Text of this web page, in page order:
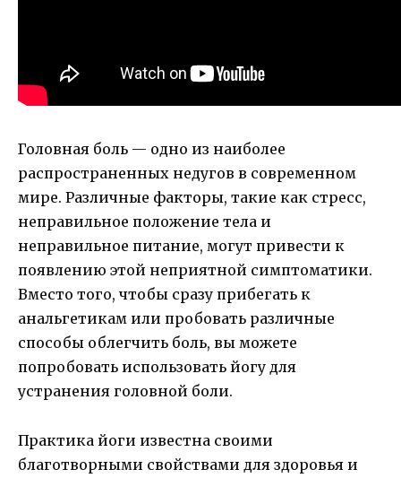
Головная боль — одно из наиболее
распространенных недугов в современном
мире. Различные факторы, такие как стресс,
неправильное положение тела и
неправильное питание, могут привести к
появлению этой неприятной симптоматики.
Вместо того, чтобы сразу прибегать к
анальгетикам или пробовать различные
способы облегчить боль, вы можете
попробовать использовать йогу для
устранения головной боли.
Практика йоги известна своими
благотворными свойствами для здоровья и